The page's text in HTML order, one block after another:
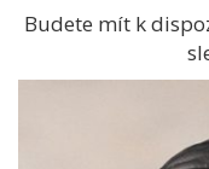
Budete mít k